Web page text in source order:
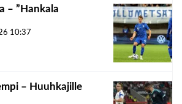
– ”Hankala
10:37
– Huuhkajille